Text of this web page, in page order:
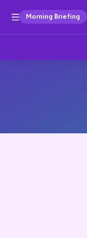
Morning Briefing